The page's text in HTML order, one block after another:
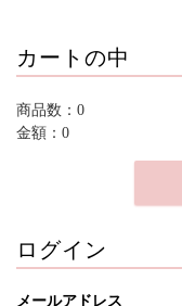
カートの中
商品数：0
金額：0
ログイン
メールアドレス